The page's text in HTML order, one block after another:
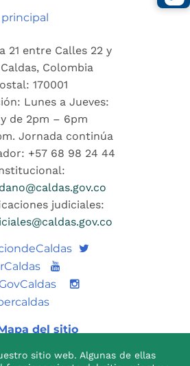
principal
21 entre Calles 22 y
Colombia
170001
Lunes a Jueves:
de 2pm – 6pm
Jornada continúa
+57 68 98 24 44
judiciales:
Twitter
Youtube
del sitio
sitio web. Algunas de ellas